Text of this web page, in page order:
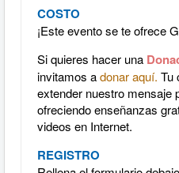
COSTO
¡Este evento se te ofrece
Si quieres hacer una
invitamos adonar aquí. Tu
extender nuestro mensaje
ofreciendo enseñanzas
videos en Internet.
REGISTRO